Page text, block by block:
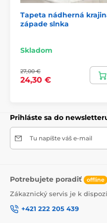
2) Fototapety s úpravou
veľkosti, čo môže viesť k
pozrieť presný náhľad.
širokých 49 cm.
Tapeta nádherná
západe slnka
Skladom
27,00 €
24,30 €
Prihláste sa do
Tu napíšte váš e-mail
Potrebujete poradiť offline
Zákaznický servis je k
+421 222 205 439